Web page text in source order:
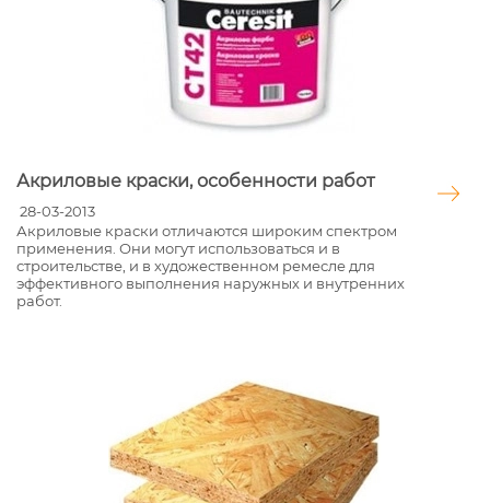
Акриловые краски, особенности работ
28-03-2013
Акриловые краски отличаются широким спектром
применения. Они могут использоваться и в
строительстве, и в художественном ремесле для
эффективного выполнения наружных и внутренних
работ.